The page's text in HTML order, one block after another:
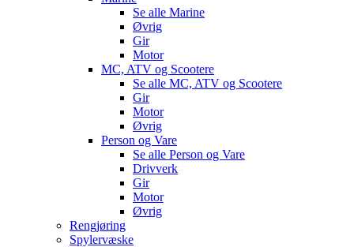
Se alle Marine
Øvrig
Gir
Motor
MC, ATV og Scootere
Se alle MC, ATV og Scootere
Gir
Motor
Øvrig
Person og Vare
Se alle Person og Vare
Drivverk
Gir
Motor
Øvrig
Rengjøring
Spylervæske